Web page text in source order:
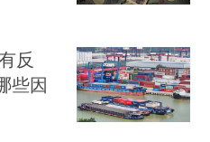
反
些因